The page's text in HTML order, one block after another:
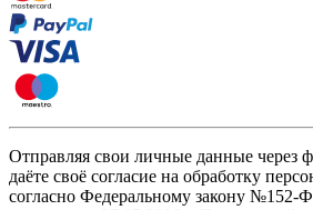
Отправляя свои личные данные через
даёте своё согласие на обработку
согласно Федеральному закону №152-